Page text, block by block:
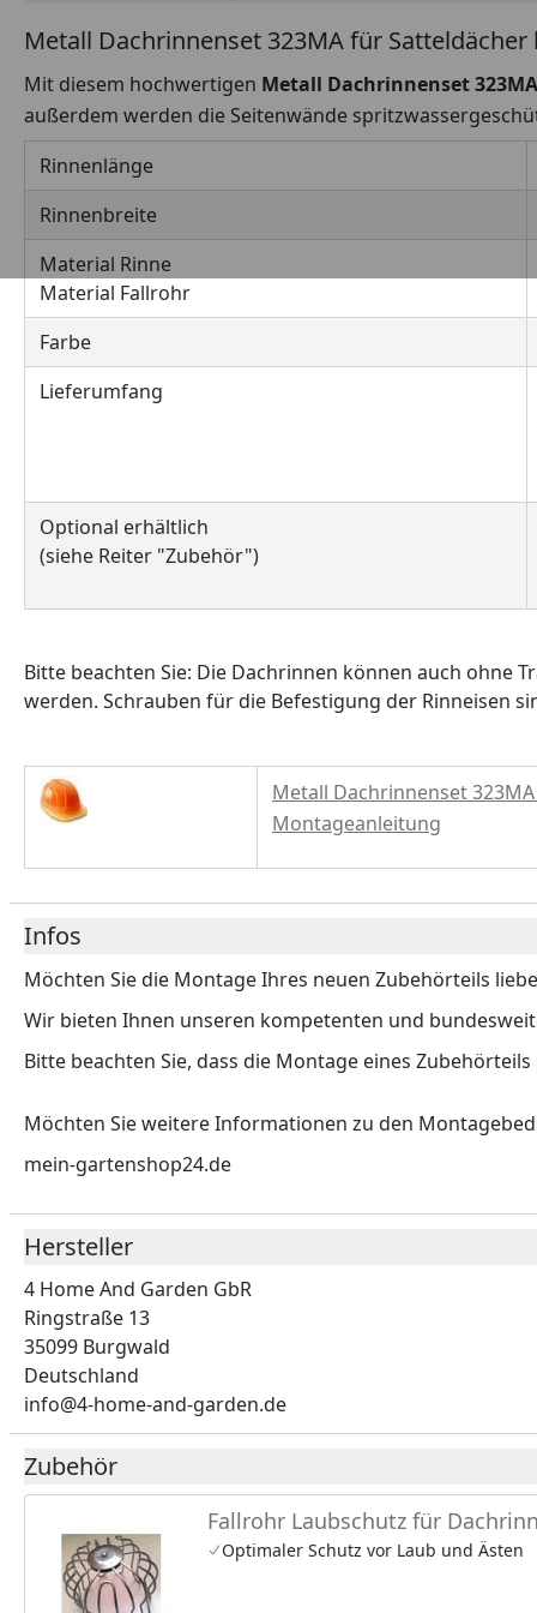
Metall Dachrinnenset 323MA für Satteldächer
Mit diesem hochwertigen Metall Dachrinnenset
außerdem werden die Seitenwände
Rinnenlänge
Rinnenbreite
Material Rinne
Material Fallrohr
Farbe
Lieferumfang
Optional erhältlich
(siehe Reiter "Zubehör")
Bitte beachten Sie: Die Dachrinnen können auch ohne
werden. Schrauben für die Befestigung der Rinneisen
Metall Dachrinnenset
Montageanleitung
Infos
Möchten Sie die Montage Ihres neuen Zubehörteils
Wir bieten Ihnen unseren kompetenten und
Bitte beachten Sie, dass die Montage eines
Möchten Sie weitere Informationen zu den
mein-gartenshop24.de
Hersteller
4 Home And Garden GbR
Ringstraße 13
35099 Burgwald
Deutschland
info@4-home-and-garden.de
Zubehör
Fallrohr Laubschutz für
Optimaler Schutz vor Laub und Ästen